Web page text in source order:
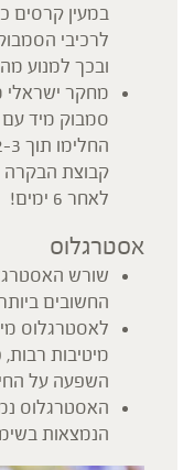
במעין קרסים
לרכיבי
ובכך למנוע
סמבוק מיד עם
קבוצת הבקרה
לאחר 6 ימים!
אסטרגלוס
שורש
החשובים
לאסטרגלוס
מיטיבות
השפעה על
האסטרגלוס
הנמצאות